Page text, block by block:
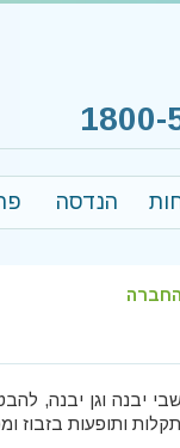
1800-
הנדסה
החברה
יבנה וגן יבנה,
ותופעות בזבוז